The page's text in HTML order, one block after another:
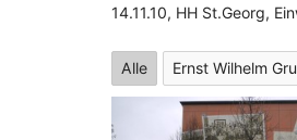
14.11.10, HH St.Georg,
Alle Ernst Wilhelm